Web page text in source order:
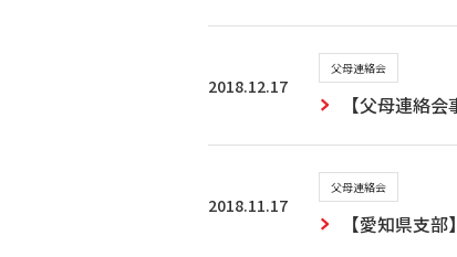
2018.12.17
父母連絡会
【父母連絡
2018.11.17
父母連絡会
【愛知県支